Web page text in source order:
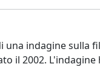
indagine sulla
il 2002.